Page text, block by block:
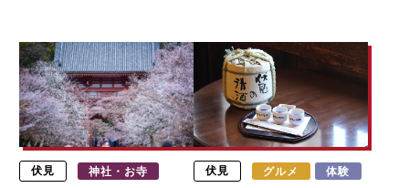
伏見 神社・お寺 伏見 グルメ 体験